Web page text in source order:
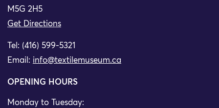
M5G 2H5
Get Directions
Tel: (416) 599-5321
Email: info@textilemuseum.ca
OPENING HOURS
Monday to Tuesday: